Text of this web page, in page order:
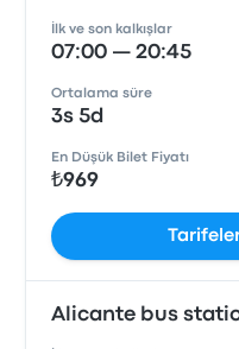
İlk ve son kalkışlar
07:00 — 20:45
Ortalama süre
3s 5d
En Düşük Bilet Fiyatı
₺969
Alicante bus